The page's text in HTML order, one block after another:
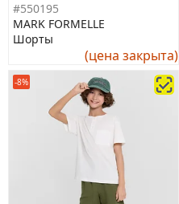
#550195
MARK FORMELLE
Шорты
(цена закрыта)
-8%